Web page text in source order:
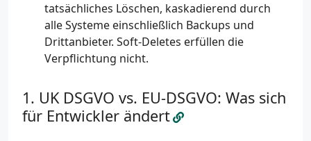
tatsächliches Löschen, kaskadierend durch
alle Systeme einschließlich Backups und
Drittanbieter. Soft-Deletes erfüllen die
Verpflichtung nicht.
UK DSGVO vs. EU-DSGVO: Was sich
für Entwickler ändert